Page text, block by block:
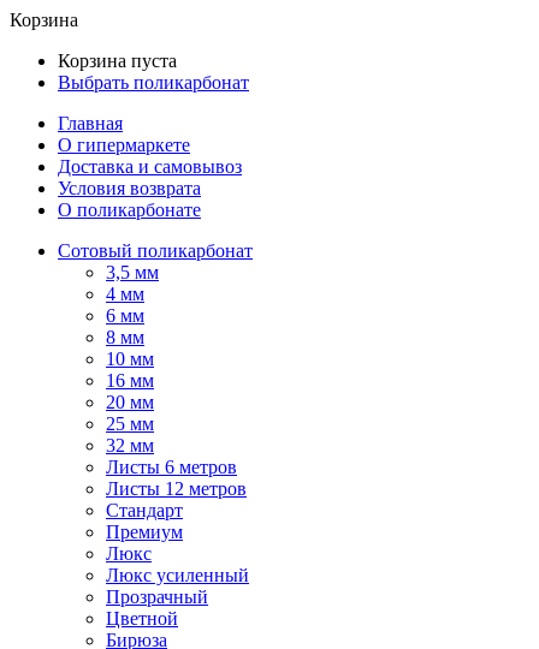
Корзина
Корзина пуста
Выбрать поликарбонат
Главная
О гипермаркете
Доставка и самовывоз
Условия возврата
О поликарбонате
Сотовый поликарбонат
3,5 мм
4 мм
6 мм
8 мм
10 мм
16 мм
20 мм
25 мм
32 мм
Листы 6 метров
Листы 12 метров
Стандарт
Премиум
Люкс
Люкс усиленный
Прозрачный
Цветной
Бирюза